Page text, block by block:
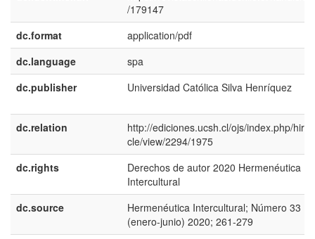
/179147
dc.format
application/pdf
dc.language
spa
dc.publisher
Universidad Católica Silva Henrí­quez
dc.relation
http://ediciones.ucsh.cl/ojs/index.php/hirf/
cle/view/2294/1975
dc.rights
Derechos de autor 2020 Hermenéutica
Intercultural
dc.source
Hermenéutica Intercultural; Número 33
(enero-junio) 2020; 261-279